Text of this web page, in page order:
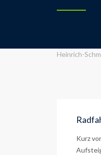
Heinrich-
Kurz